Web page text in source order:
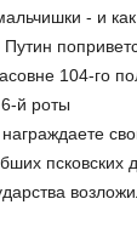
- и
104-го
й роты
псковских